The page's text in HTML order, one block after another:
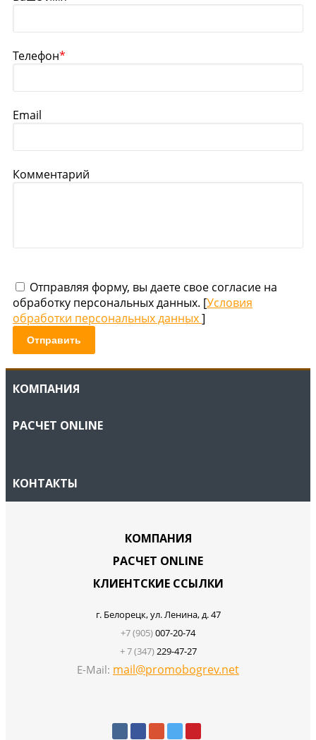
Телефон*
Email
Комментарий
Отправляя форму, вы даете свое согласие на
обработку персональных данных. [Условия
обработки персональных данных]
Отправить
КОМПАНИЯ
РАСЧЕТ ONLINE
КОНТАКТЫ
КОМПАНИЯ
РАСЧЕТ ONLINE
КЛИЕНТСКИЕ ССЫЛКИ
г. Белорецк, ул. Ленина, д. 47
+7 (905)007-20-74
+ 7 (347)229-47-27
E-Mail: mail@promobogrev.net